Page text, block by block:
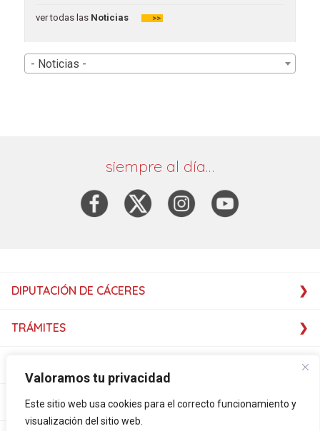
Valoramos tu privacidad
Este sitio web usa cookies para el correcto funcionamiento y
visualización del sitio web.
ver todas lasNoticias >>
- Noticias -
siempre al día…
DIPUTACIÓN DE CÁCERES
TRÁMITES
SERVICIOS